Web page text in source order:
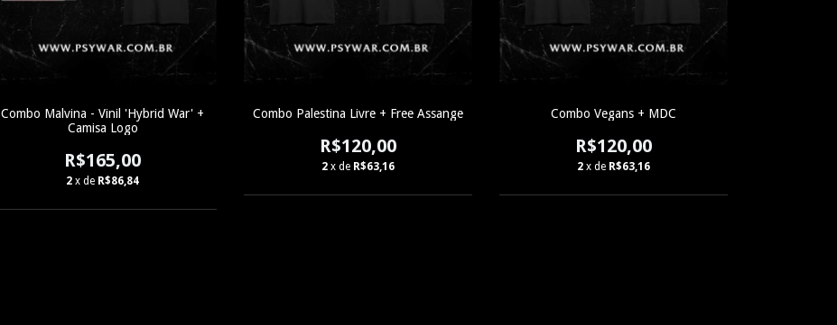
Combo Malvina - Vinil 'Hybrid War' +
Camisa Logo
R$165,00
2 x de R$86,84
Combo Palestina Livre + Free Assange
R$120,00
2 x de R$63,16
Combo Vegans + MDC
R$120,00
2 x de R$63,16